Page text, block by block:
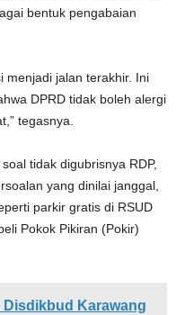
bentuk pengabaian
menjadi jalan terakhir. Ini
DPRD tidak boleh alergi
tegasnya.
tidak digubrisnya RDP,
yang dinilai janggal,
parkir gratis di RSUD
Pokok Pikiran (Pokir)
Disdikbud Karawang